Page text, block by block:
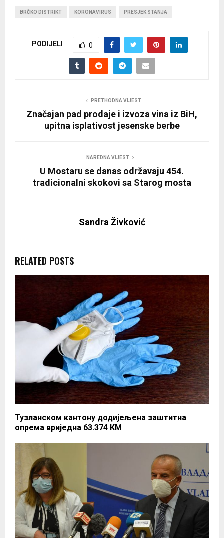
BRČKO DISTRIKT KORONAVIRUS PRESJEK STANJA
PODIJELI 0
PRETHODNA VIJEST
Značajan pad prodaje i izvoza vina iz BiH,
upitna isplativost jesenske berbe
NAREDNA VIJEST
U Mostaru se danas održavaju 454.
tradicionalni skokovi sa Starog mosta
Sandra Živković
RELATED POSTS
Тузланском кантону додијељена заштитна
опрема вриједна 63.374 КМ